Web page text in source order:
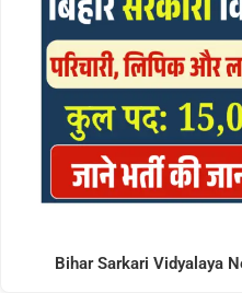
Bihar Sarkari Vidyalaya